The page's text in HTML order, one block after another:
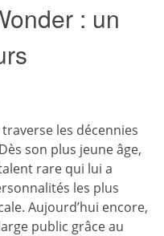
: un
les décennies
son plus jeune âge,
rare qui lui a
les plus
Aujourd’hui encore,
public grâce au